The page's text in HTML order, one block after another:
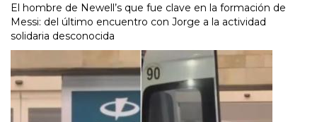
El hombre de Newell’s que fue clave en la formación de
Messi: del último encuentro con Jorge a la actividad
solidaria desconocida